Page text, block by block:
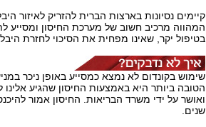
קיימים נסיונות בארצות הברית להזריק לאיזור
המהווה מרכיב חשוב של מערכת החיסון ומסייע
בטיפול יקר, שאינו מפחית את הסיכוי לחזרת
שימוש בקונדום לא נמצא כמסייע באופן ניכר
הטובה ביותר היא באמצעות החיסון שהגיע
ואושר על ידי משרד הבריאות. החיסון אמור
שנים.